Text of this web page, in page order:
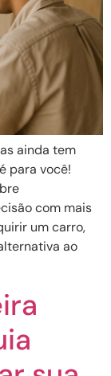
ainda tem
para você!
com mais
um carro,
ao